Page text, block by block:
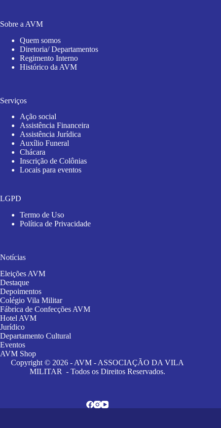
Sobre a AVM
Quem somos
Diretoria/ Departamentos
Regimento Interno
Histórico da AVM
Serviços
Ação social
Assistência Financeira
Assistência Jurídica
Auxílio Funeral
Chácara
Inscrição de Colônias
Locais para eventos
LGPD
Termo de Uso
Política de Privacidade
Notícias
Eleições AVM
Destaque
Depoimentos
Colégio Vila Militar
Fábrica de Confecções AVM
Hotel AVM
Jurídico
Departamento Cultural
Eventos
AVM Shop
Copyright © 2026 - AVM - ASSOCIAÇÃO DA VILA
MILITAR - Todos os Direitos Reservados.